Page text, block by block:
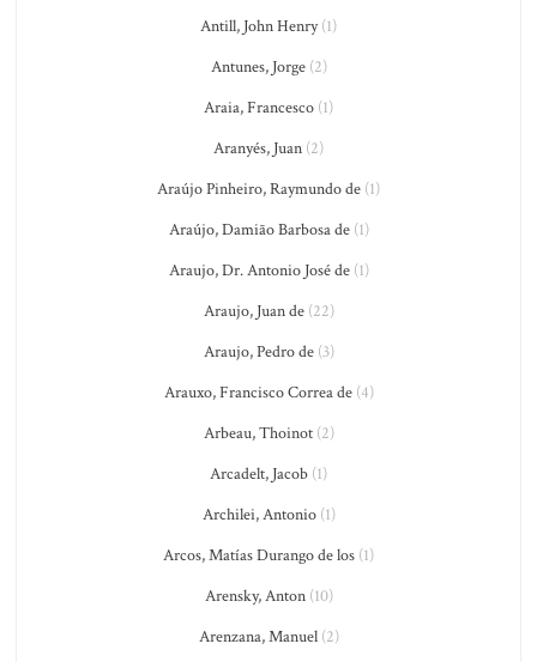
Antill, John Henry(1)
Antunes, Jorge(2)
Araia, Francesco (1)
Aranyés, Juan (2)
Araújo Pinheiro, Raymundo de (1)
Araújo, Damião Barbosa de(1)
Araujo, Dr. Antonio José de(1)
Araujo, Juan de(22)
Araujo, Pedro de(3)
Arauxo, Francisco Correa de(4)
Arbeau, Thoinot(2)
Arcadelt, Jacob (1)
Archilei, Antonio(1)
Arcos, Matías Durango de los (1)
Arensky, Anton(10)
Arenzana, Manuel(2)